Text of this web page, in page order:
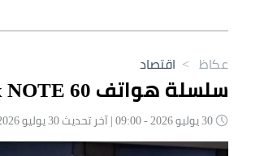
عكاظ > اقتصاد
سلسلة هواتف Infinix NOTE 60 تنطلق لأول مرة في الأسواق السعودية